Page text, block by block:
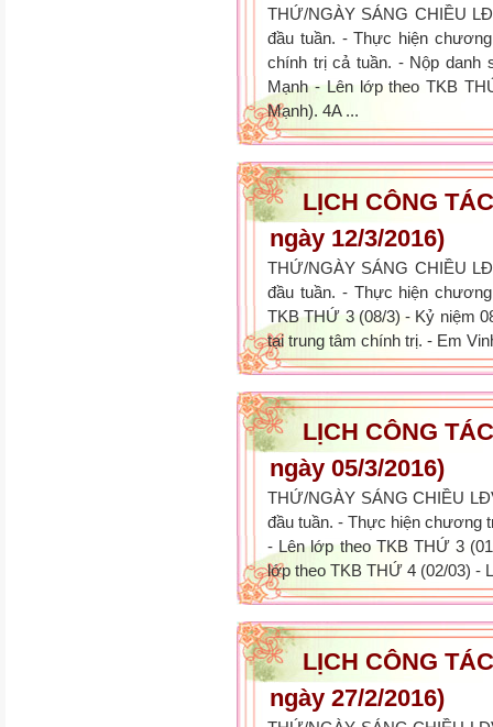
THỨ/NGÀY SÁNG CHIỀU
đầu tuần. - Thực hiện
chính trị cả tuần. - Nộp
Mạnh - Lên lớp theo TKB
Mạnh). 4A ...
LỊCH CÔNG
ngày 12/3/2016)
THỨ/NGÀY SÁNG CHIỀU
đầu tuần. - Thực hiện
TKB THỨ 3 (08/3) - Kỷ niệm
tại trung tâm chính trị. - Em
LỊCH CÔNG
ngày 05/3/2016)
THỨ/NGÀY SÁNG CHIỀU
đầu tuần. - Thực hiện chương
- Lên lớp theo TKB THỨ 3
lớp theo TKB THỨ 4 (02/03) -
LỊCH CÔNG
ngày 27/2/2016)